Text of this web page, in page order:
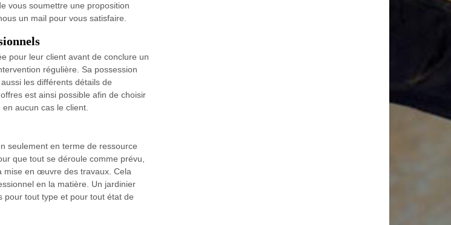
vous soumettre une proposition
un mail pour vous satisfaire.
pour leur client avant de conclure un
régulière. Sa possession
les différents détails de
est ainsi possible afin de choisir
aucun cas le client.
seulement en terme de ressource
que tout se déroule comme prévu,
mise en œuvre des travaux. Cela
en la matière. Un jardinier
pour tout type et pour tout état de